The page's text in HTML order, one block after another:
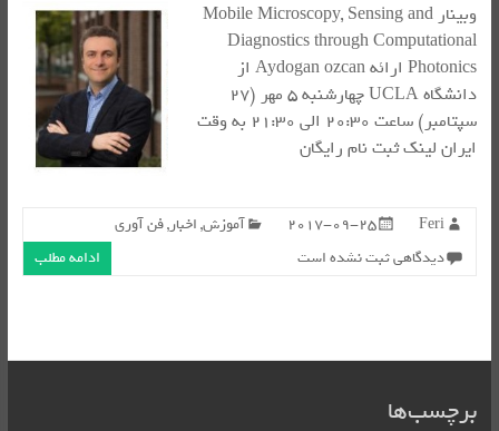
وبینار Mobile Microscopy, Sensing and
Diagnostics through Computational
Photonics ارائه Aydogan ozcan از
دانشگاه UCLA چهارشنبه ۵ مهر (۲۷
سپتامبر) ساعت ۲۰:۳۰ الی ۲۱:۳۰ به وقت
ایران لینک ثبت نام رایگان
Feri
2017-09-25 آموزش,اخبار,فن آوری
دیدگاهی ثبت نشده است
ادامه مطلب
برچسب‌ها